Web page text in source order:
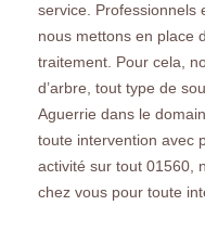
service. Professionnels
nous mettons en place
traitement. Pour cela,
d’arbre, tout type de
Aguerrie dans le
toute intervention avec
activité sur tout 01560,
chez vous pour toute